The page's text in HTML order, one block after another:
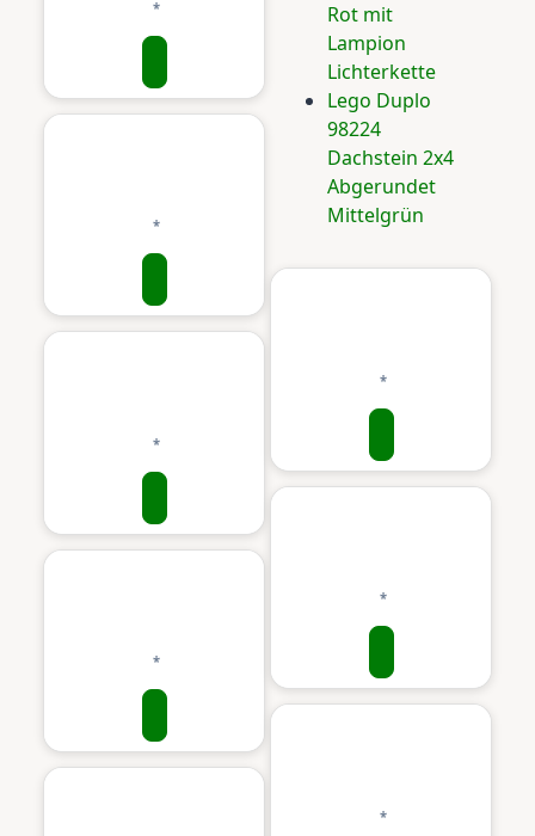
Rot mit
Lampion
Lichterkette
Lego Duplo
98224
Dachstein 2x4
Abgerundet
Mittelgrün